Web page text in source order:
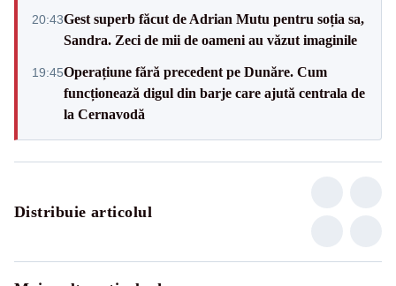
20:43Gest superb făcut de Adrian Mutu pentru soția sa,
Sandra. Zeci de mii de oameni au văzut imaginile
19:45Operațiune fără precedent pe Dunăre. Cum
funcționează digul din barje care ajută centrala de
la Cernavodă
Distribuie articolul